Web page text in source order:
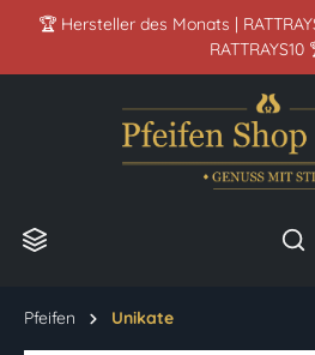
springen
🏆 Hersteller des Monats |
RATTRAYS10
Pfeifen Unikate